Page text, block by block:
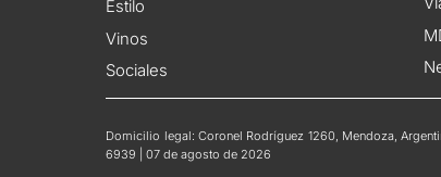
Estilo
Vinos
Sociales
Domicilio legal: Coronel Rodríguez 1260, Mendoza,
6939 | 07 de agosto de 2026